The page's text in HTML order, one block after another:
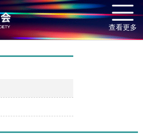
查看更多